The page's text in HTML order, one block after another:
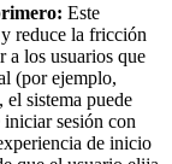
Este
reduce la fricción
a los usuarios que
(por ejemplo,
sistema puede
sesión con
de inicio